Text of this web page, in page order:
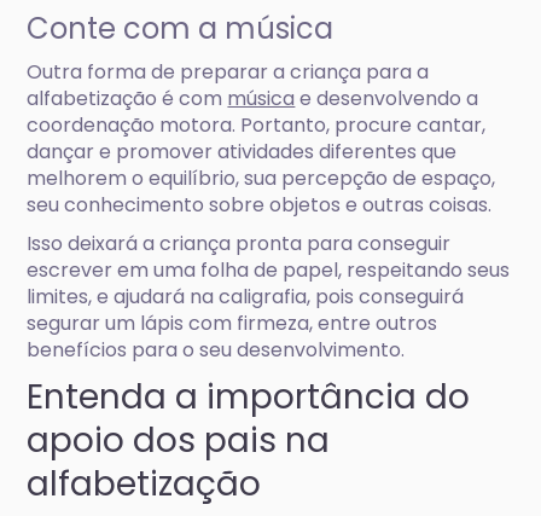
Conte com a música
Outra forma de preparar a criança para a
alfabetização é com música e desenvolvendo a
coordenação motora. Portanto, procure cantar,
dançar e promover atividades diferentes que
melhorem o equilíbrio, sua percepção de espaço,
seu conhecimento sobre objetos e outras coisas.
Isso deixará a criança pronta para conseguir
escrever em uma folha de papel, respeitando seus
limites, e ajudará na caligrafia, pois conseguirá
segurar um lápis com firmeza, entre outros
benefícios para o seu desenvolvimento.
Entenda a importância do
apoio dos pais na
alfabetização